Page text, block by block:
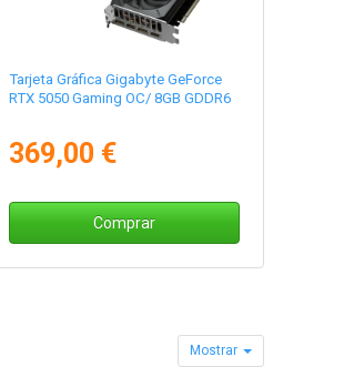
Tarjeta Gráfica Gigabyte GeForce
RTX 5050 Gaming OC/ 8GB GDDR6
369,00 €
Comprar
Mostrar